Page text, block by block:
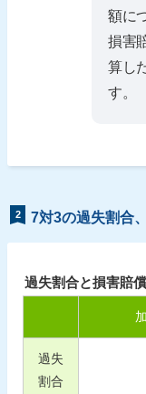
額に
損害
算し
す。
2 7対3の過失割合
過失割合と損害賠償
過失
割合